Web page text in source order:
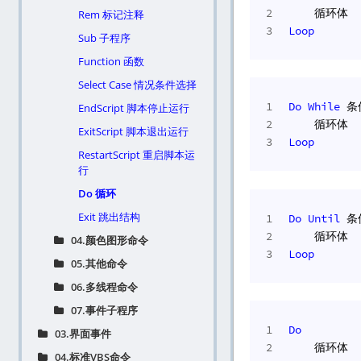
Rem 标记注释
Sub 子程序
Function 函数
Select Case 情况条件选择
EndScript 脚本停止运行
ExitScript 脚本退出运行
RestartScript 重启脚本运
行
Do 循环
Exit 跳出结构
04.颜色图形命令
05.其他命令
06.多线程命令
07.事件子程序
03.界面事件
04.标准VBS命令
2
3
    循环体
Loop
1
2
3
Do While 条
    循环体
Loop
1
2
3
Do Until 条
    循环体
Loop
1
2
Do
    循环体